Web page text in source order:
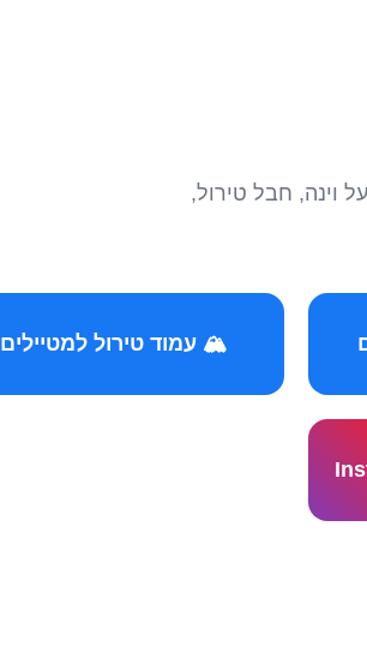
וינה, חבל טירול,
🏔️ עמוד טירול למטיילים